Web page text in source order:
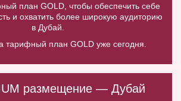
план GOLD, чтобы обеспечить себе
и охватить более широкую аудиторию
в Дубай.
тарифный план GOLD уже сегодня.
размещение — Дубай